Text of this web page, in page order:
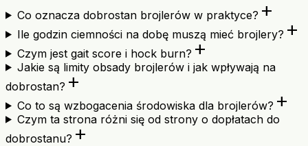
Co oznacza dobrostan brojlerów w praktyce? add
Ile godzin ciemności na dobę muszą mieć brojlery? add
Czym jest gait score i hock burn? add
Jakie są limity obsady brojlerów i jak wpływają na
dobrostan? add
Co to są wzbogacenia środowiska dla brojlerów? add
Czym ta strona różni się od strony o dopłatach do
dobrostanu? add